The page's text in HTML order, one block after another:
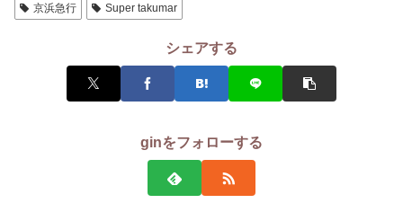
京浜急行
Super takumar
シェアする
ginをフォローする